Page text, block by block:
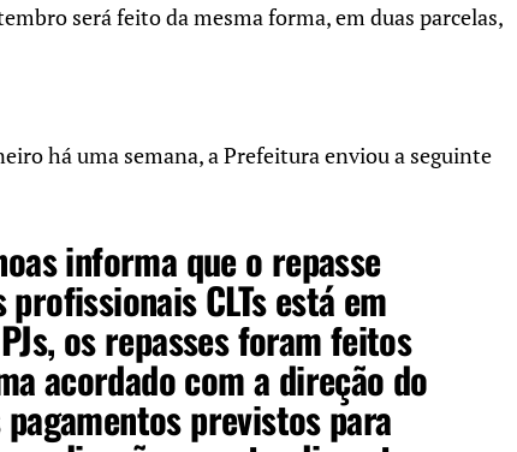
será feito da mesma forma, em duas parcelas,
há uma semana, a Prefeitura enviou a seguinte
informa que o repasse
CLTs está em
os repasses foram feitos
acordado com a direção do
previstos para